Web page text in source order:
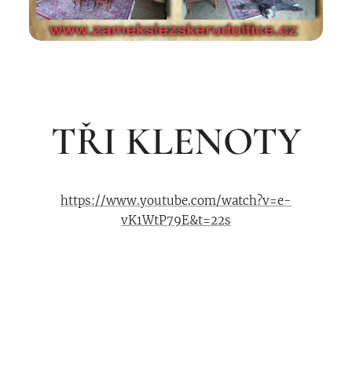
TŘI KLENOTY
https://www.youtube.com/watch?v=e-
vK1WtP79E&t=22s